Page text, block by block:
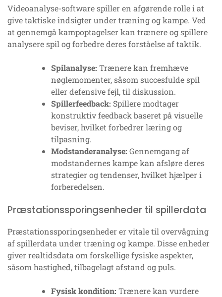
Videoanalyse-software spiller en afgørende rolle i at
give taktiske indsigter under træning og kampe. Ved
at gennemgå kampoptagelser kan trænere og spillere
analysere spil og forbedre deres forståelse af taktik.
Spilanalyse: Trænere kan fremhæve
nøglemomenter, såsom succesfulde spil
eller defensive fejl, til diskussion.
Spillerfeedback: Spillere modtager
konstruktiv feedback baseret på visuelle
beviser, hvilket forbedrer læring og
tilpasning.
Modstanderanalyse: Gennemgang af
modstandernes kampe kan afsløre deres
strategier og tendenser, hvilket hjælper i
forberedelsen.
Præstationssporingsenheder til spillerdata
Præstationssporingsenheder er vitale til overvågning
af spillerdata under træning og kampe. Disse enheder
giver realtidsdata om forskellige fysiske aspekter,
såsom hastighed, tilbagelagt afstand og puls.
Fysisk kondition: Trænere kan vurdere